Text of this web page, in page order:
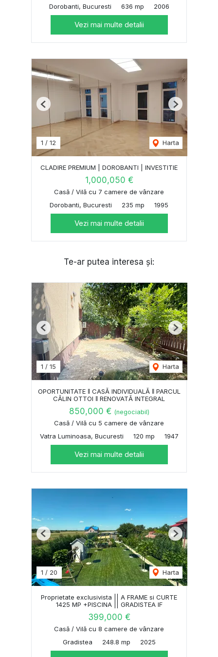
Dorobanti, Bucuresti
636 mp 2006
Vezi mai multe detalii
1 / 12 Harta
Previous Next
CLADIRE PREMIUM | DOROBANTI | INVESTITIE
1,000,050 €
Casă / Vilă cu 7 camere de vânzare
Dorobanti, Bucuresti
235 mp 1995
Vezi mai multe detalii
Te-ar putea interesa și:
1 / 15 Harta
Previous Next
OPORTUNITATE ‖ CASĂ INDIVIDUALĂ ‖ PARCUL
CĂLIN OTTOI ‖ RENOVATĂ INTEGRAL
850,000 € (negociabil)
Casă / Vilă cu 5 camere de vânzare
Vatra Luminoasa, Bucuresti
120 mp 1947
Vezi mai multe detalii
1 / 20 Harta
Previous Next
Proprietate exclusivista || A FRAME si CURTE
1425 MP +PISCINA || GRADISTEA IF
399,000 €
Casă / Vilă cu 8 camere de vânzare
Gradistea
248.8 mp 2025